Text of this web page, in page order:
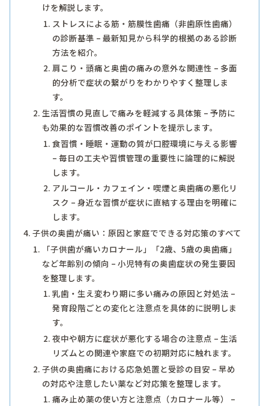
けを解説します。
ストレスによる筋・筋膜性歯痛（非歯原性歯痛）
の診断基準 – 最新知見から科学的根拠のある診断
方法を紹介。
肩こり・頭痛と奥歯の痛みの意外な関連性 – 多面
的分析で症状の繋がりをわかりやすく整理しま
す。
生活習慣の見直しで痛みを軽減する具体策 – 予防に
も効果的な習慣改善のポイントを提示します。
食習慣・睡眠・運動の質が口腔環境に与える影響
– 毎日の工夫や習慣管理の重要性に論理的に解説
します。
アルコール・カフェイン・喫煙と奥歯痛の悪化リ
スク – 身近な習慣が症状に直結する理由を明確に
します。
子供の奥歯が痛い：原因と家庭でできる対応策のすべて
「子供歯が痛いカロナール」「2歳、5歳の奥歯痛」
など年齢別の傾向 – 小児特有の奥歯症状の発生要因
を整理します。
乳歯・生え変わり期に多い痛みの原因と対処法 –
発育段階ごとの変化と注意点を具体的に説明しま
す。
夜中や朝方に症状が悪化する場合の注意点 – 生活
リズムとの関連や家庭での初期対応に触れます。
子供の奥歯痛における応急処置と受診の目安 – 早め
の対応や注意したい薬など対応策を整理します。
痛み止め薬の使い方と注意点（カロナール等） –